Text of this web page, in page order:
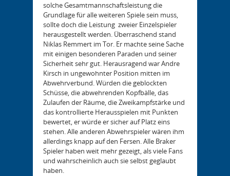
solche Gesamtmannschaftsleistung die
Grundlage für alle weiteren Spiele sein muss,
sollte doch die Leistung zweier Einzelspieler
herausgestellt werden. Überraschend stand
Niklas Remmert im Tor. Er machte seine Sache
mit einigen besonderen Paraden und seiner
Sicherheit sehr gut. Herausragend war Andre
Kirsch in ungewohnter Position mitten im
Abwehrverbund. Würden die geblockten
Schüsse, die abwehrenden Kopfbälle, das
Zulaufen der Räume, die Zweikampfstärke und
das kontrollierte Herausspielen mit Punkten
bewertet, er würde er sicher auf Platz eins
stehen. Alle anderen Abwehrspieler wären ihm
allerdings knapp auf den Fersen. Alle Braker
Spieler haben weit mehr gezeigt, als viele Fans
und wahrscheinlich auch sie selbst geglaubt
haben.